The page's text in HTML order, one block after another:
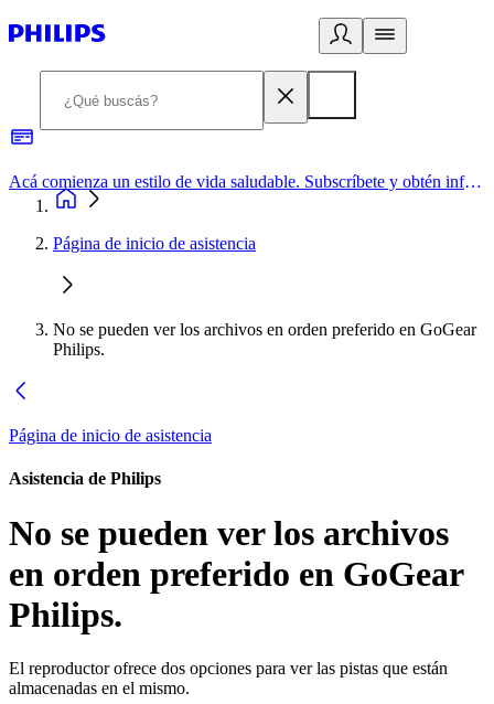
Acá comienza un estilo de vida saludable. Subscríbete y obtén información de primera mano
Página de inicio de asistencia
No se pueden ver los archivos en orden preferido en GoGear
Philips.
Página de inicio de asistencia
Asistencia de Philips
No se pueden ver los archivos
en orden preferido en GoGear
Philips.
El reproductor ofrece dos opciones para ver las pistas que están
almacenadas en el mismo.